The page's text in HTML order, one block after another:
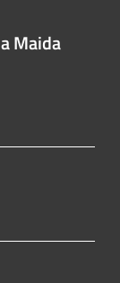
Maida